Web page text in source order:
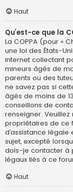
Haut
Qu’est-ce que la
La COPPA (pour «
une loi des États-
internet collectant
mineurs âgés de
parents ou des
ne savez pas si
âgés de moins de
conseillons de
renseigner. Veuillez
propriétaires de ce
d’assistance
sujet, excepté
dois-je contacter à
légaux liés à ce
Haut